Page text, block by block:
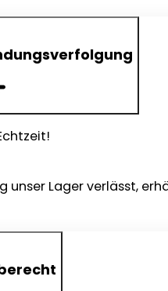
unser Lager verlässt,